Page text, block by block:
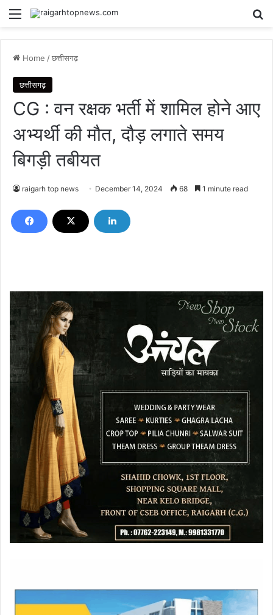
Menu
Home /छत्तीसगढ़
छत्तीसगढ़
CG : वन रक्षक भर्ती में शामिल होने आए
अभ्यर्थी की मौत, दौड़ लगाते समय
बिगड़ी तबीयत
raigarh top news December 14, 2024 68 1 minute read